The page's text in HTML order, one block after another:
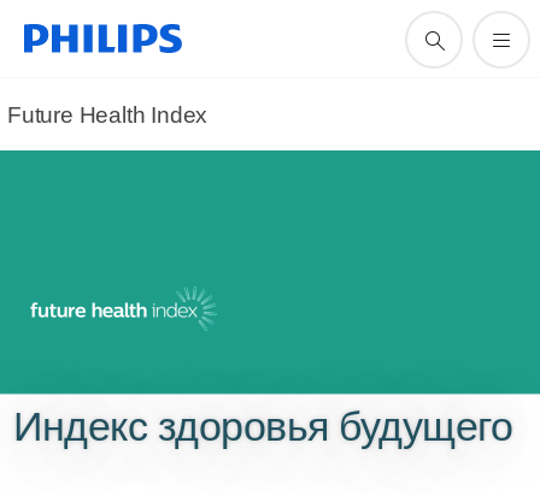
Future Health Index
Индекс здоровья будущего